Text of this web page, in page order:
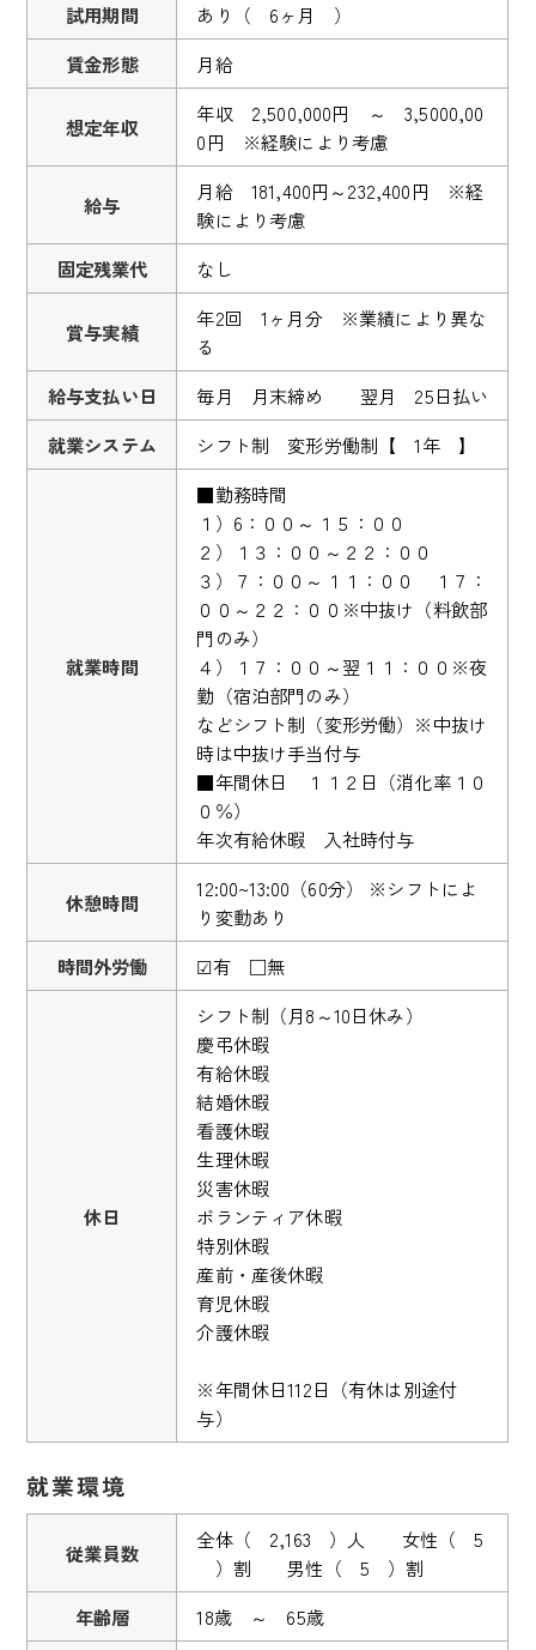
試用期間
あり（ 6ヶ月 ）
賃金形態
月給
想定年収
年収 2,500,000円 ～ 3,5000,00
0円 ※経験により考慮
給与
月給 181,400円～232,400円 ※経
験により考慮
固定残業代
なし
賞与実績
年2回 1ヶ月分 ※業績により異な
る
給与支払い日
毎月 月末締め 翌月 25日払い
就業システム
シフト制 変形労働制【 1年 】
就業時間
■勤務時間
１）6：００～１５：００
２）１３：００～２２：００
３）７：００～１１：００ １７：
００～２２：００※中抜け（料飲部
門のみ）
４）１７：００～翌１１：００※夜
勤（宿泊部門のみ）
などシフト制（変形労働）※中抜け
時は中抜け手当付与
■年間休日 １１２日（消化率１０
０％）
年次有給休暇 入社時付与
休憩時間
12:00~13:00（60分） ※シフトによ
り変動あり
時間外労働
☑有 □無
休日
シフト制（月8～10日休み）
慶弔休暇
有給休暇
結婚休暇
看護休暇
生理休暇
災害休暇
ボランティア休暇
特別休暇
産前・産後休暇
育児休暇
介護休暇
※年間休日112日（有休は別途付
与）
就業環境
従業員数
全体（ 2,163 ）人 女性（ 5
）割 男性（ 5 ）割
年齢層
18歳 ～ 65歳